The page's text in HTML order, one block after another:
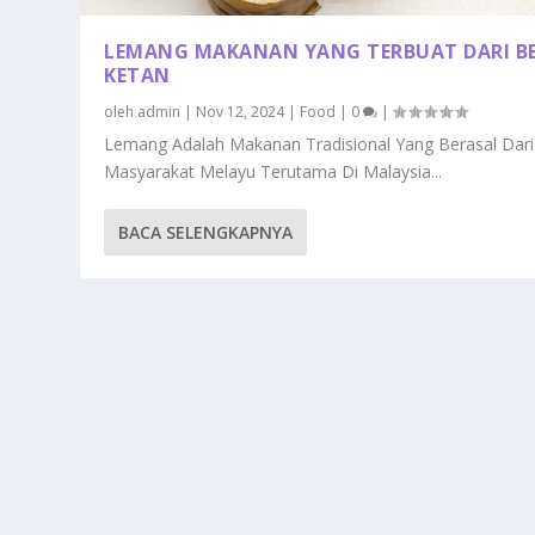
LEMANG MAKANAN YANG TERBUAT DARI
KETAN
oleh admin | Nov 12, 2024| Food | 0 |
Lemang Adalah Makanan Tradisional Yang Berasal Dari
Masyarakat Melayu Terutama Di Malaysia...
BACA SELENGKAPNYA